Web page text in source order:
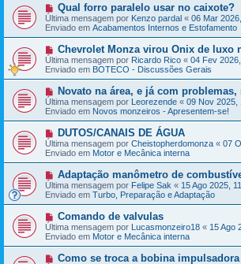
g
e
m
e
n
s
a
g
e
m
N
o
v
a
m
e
n
s
a
e
m
Qual forro paralelo usar no caixote?
Última mensagem por Kenzo pardal « 06 Mar
Enviado em Acabamentos Internos e Estofamento
N
o
v
a
m
e
n
s
a
e
m
Chevrolet Monza virou Onix de luxo
Última mensagem por Ricardo Rico « 04 Fev
Enviado em BOTECO - Discussões Gerais
N
o
v
a
m
e
n
s
a
g
e
m
Novato na área, e já com
Última mensagem por Leorezende « 09 Nov 2025,
Enviado em Novos monzeiros - Apresentem-se!
N
o
v
a
m
e
n
s
a
g
e
m
DUTOS/CANAIS DE ÁGUA
Última mensagem por Cheistopherdomonza « 07
Enviado em Motor e Mecânica interna
N
o
v
a
m
e
n
s
a
g
Adaptação manômetro de
Última mensagem por Felipe Sak « 15 Ago 2025,
Enviado em Turbo, Preparação e Adaptação
N
o
v
a
m
e
Comando de valvulas
Última mensagem por Lucasmonzeiro18 « 15 Ago
Enviado em Motor e Mecânica interna
NComo se troca a bobina impulsadora